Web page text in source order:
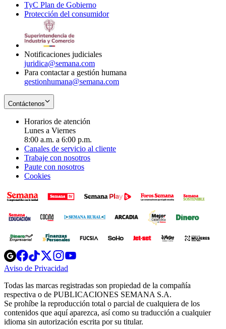
new
window
in
new
TyC Plan de Gobierno
in
Protección del consumidorOpens
Notificaciones judiciales
juridica@semana.com
Para contactar a gestión humana
gestionhumana@semana.com
Contáctenos
Horarios de atención
Lunes a Viernes
8:00 a.m. a 6:00 p.m.
Canales de servicio al cliente
Trabaje con nosotros
Paute con nosotros
Cookies
Opens
in
new
Opens
in
new
Opens
in
new
window
Opens
new
windowwindow
Aviso de Privacidad
new
window
Todas las marcas registradas son propiedad de la compañía
respectiva o de PUBLICACIONES SEMANA S.A.
Se prohíbe la reproducción total o parcial de cualquiera de los
contenidos que aquí aparezca, así como su traducción a cualquier
idioma sin autorización escrita por su titular.